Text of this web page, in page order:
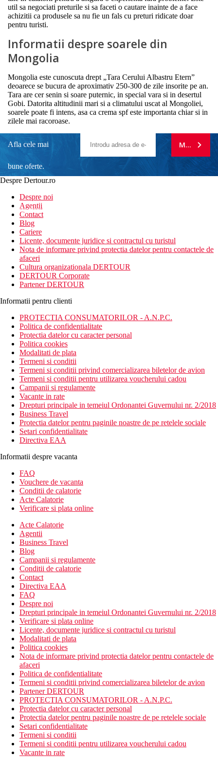
util sa negociati preturile si sa faceti o cautare inainte de a face
achizitii ca produsele sa nu fie un fals cu preturi ridicate doar
pentru turisti.
Informatii despre soarele din
Mongolia
Mongolia este cunoscuta drept „Tara Cerului Albastru Etern”
deoarece se bucura de aproximativ 250-300 de zile insorite pe an.
Tara are cer senin si soare puternic, in special vara si in desertul
Gobi. Datorita altitudinii mari si a climatului uscat al Mongoliei,
soarele poate fi intens, asa ca crema spf este importanta chiar si in
zilele mai racoroase.
Afla cele mai
bune oferte.
newsletter!
MA
Despre Dertour.ro
Despre noi
Agentii
Contact
Blog
Cariere
Licente, documente juridice si contractul cu turistul
Nota de informare privind protectia datelor pentru contactele de
afaceri
Cultura organizationala DERTOUR
DERTOUR Corporate
Partener DERTOUR
Informatii pentru clienti
PROTECTIA CONSUMATORILOR - A.N.P.C.
Politica de confidentialitate
Protectia datelor cu caracter personal
Politica cookies
Modalitati de plata
Termeni si conditii
Termeni si conditii privind comercializarea biletelor de avion
Termeni si conditii pentru utilizarea voucherului cadou
Campanii si regulamente
Vacante in rate
Drepturi principale in temeiul Ordonantei Guvernului nr. 2/2018
Business Travel
Protectia datelor pentru paginile noastre de pe retelele sociale
Setari confidentialitate
Directiva EAA
Informatii despre vacanta
FAQ
Vouchere de vacanta
Conditii de calatorie
Acte Calatorie
Verificare si plata online
Acte Calatorie
Agentii
Business Travel
Blog
Campanii si regulamente
Conditii de calatorie
Contact
Directiva EAA
FAQ
Despre noi
Drepturi principale in temeiul Ordonantei Guvernului nr. 2/2018
Verificare si plata online
Licente, documente juridice si contractul cu turistul
Modalitati de plata
Politica cookies
Nota de informare privind protectia datelor pentru contactele de
afaceri
Politica de confidentialitate
Termeni si conditii privind comercializarea biletelor de avion
Partener DERTOUR
PROTECTIA CONSUMATORILOR - A.N.P.C.
Protectia datelor cu caracter personal
Protectia datelor pentru paginile noastre de pe retelele sociale
Setari confidentialitate
Termeni si conditii
Termeni si conditii pentru utilizarea voucherului cadou
Vacante in rate